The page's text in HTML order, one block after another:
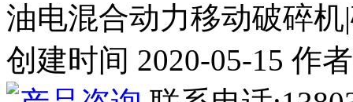
油电混合动力移动破碎
创建时间 2020-05-15 作